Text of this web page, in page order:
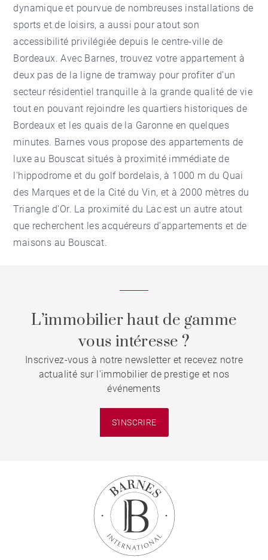
dynamique et pourvue de nombreuses installations de
sports et de loisirs, a aussi pour atout son
accessibilité privilégiée depuis le centre-ville de
Bordeaux. Avec Barnes, trouvez votre appartement à
deux pas de la ligne de tramway pour profiter d’un
secteur résidentiel tranquille à la grande qualité de vie
tout en pouvant rejoindre les quartiers historiques de
Bordeaux et les quais de la Garonne en quelques
minutes. Barnes vous propose des appartements de
luxe au Bouscat situés à proximité immédiate de
l’hippodrome et du golf bordelais, à 1000 m du Quai
des Marques et de la Cité du Vin, et à 2000 mètres du
Triangle d’Or. La proximité du Lac est un autre atout
que recherchent les acquéreurs d’appartements et de
maisons au Bouscat.
L’immobilier haut de gamme
vous intéresse ?
Inscrivez-vous à notre newsletter et recevez notre
actualité sur l'immobilier de prestige et nos
événements
S'INSCRIRE